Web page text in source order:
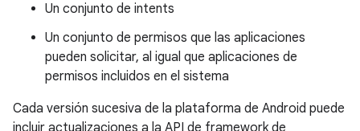
Un conjunto de intents
Un conjunto de permisos que las aplicaciones
pueden solicitar, al igual que aplicaciones de
permisos incluidos en el sistema
Cada versión sucesiva de la plataforma de Android puede
incluir actualizaciones a la API de framework de